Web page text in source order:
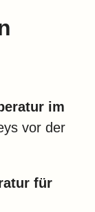
im
vor der
für